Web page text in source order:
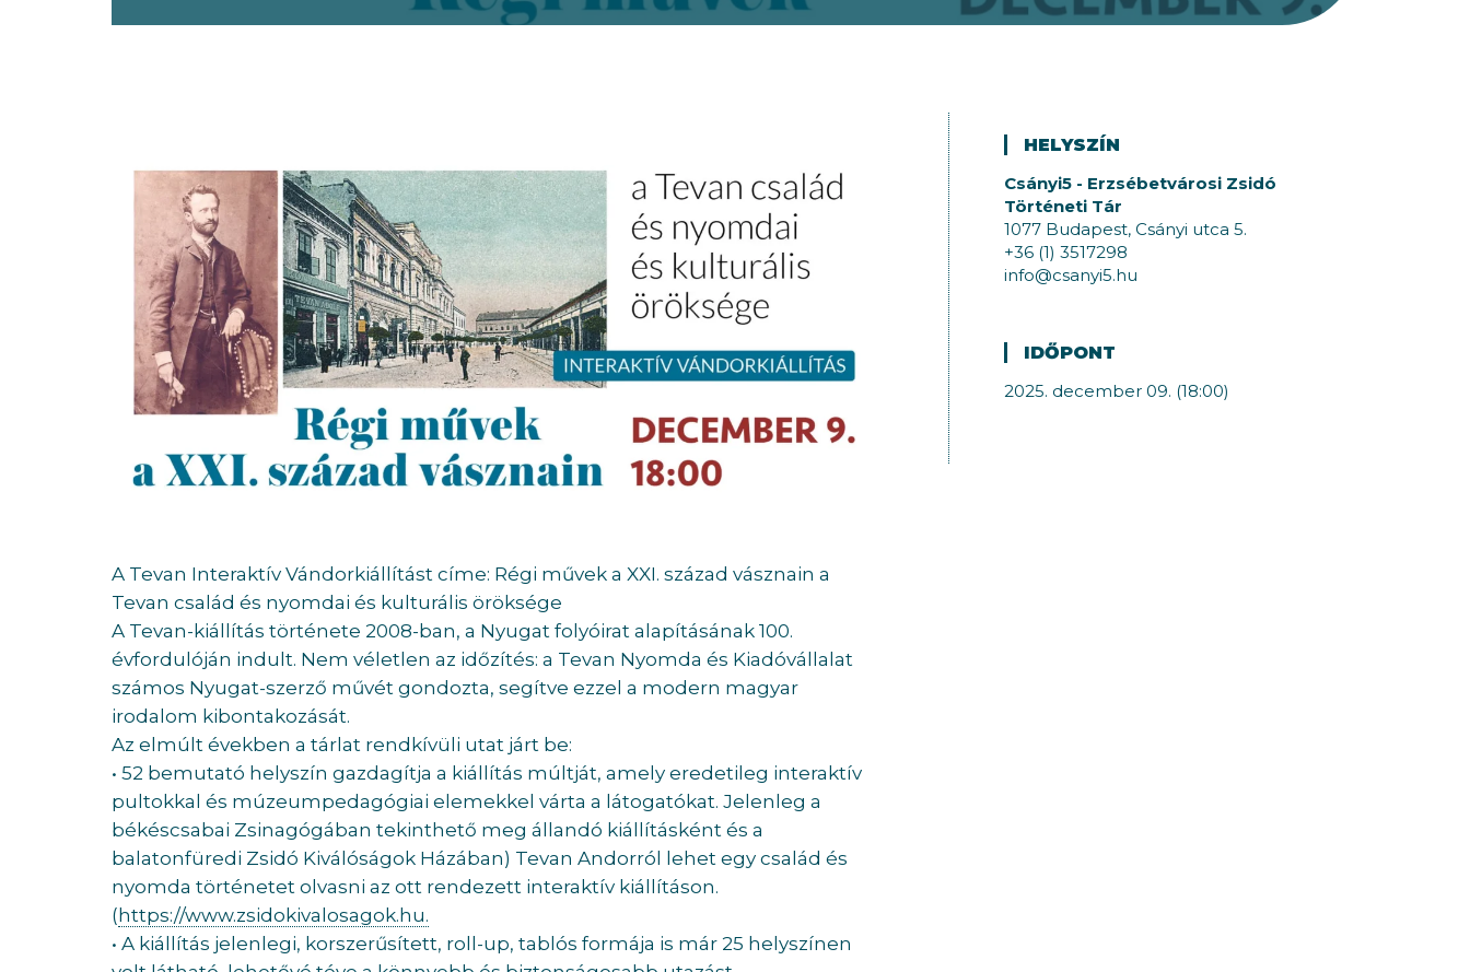
A Tevan Interaktív Vándorkiállítást címe: Régi művek a XXI. század vásznain a
Tevan család és nyomdai és kulturális öröksége
A Tevan-kiállítás története 2008-ban, a Nyugat folyóirat alapításának 100.
évfordulóján indult. Nem véletlen az időzítés: a Tevan Nyomda és Kiadóvállalat
számos Nyugat-szerző művét gondozta, segítve ezzel a modern magyar
irodalom kibontakozását.
Az elmúlt években a tárlat rendkívüli utat járt be:
• 52 bemutató helyszín gazdagítja a kiállítás múltját, amely eredetileg interaktív
pultokkal és múzeumpedagógiai elemekkel várta a látogatókat. Jelenleg a
békéscsabai Zsinagógában tekinthető meg állandó kiállításként és a
balatonfüredi Zsidó Kiválóságok Házában) Tevan Andorról lehet egy család és
nyomda történetet olvasni az ott rendezett interaktív kiállításon.
(https://www.zsidokivalosagok.hu.
• A kiállítás jelenlegi, korszerűsített, roll-up, tablós formája is már 25 helyszínen
HELYSZÍN
Csányi5 - Erzsébetvárosi Zsidó
Történeti Tár
1077 Budapest, Csányi utca 5.
+36 (1) 3517298
info@csanyi5.hu
IDŐPONT
2025. december 09. (18:00)